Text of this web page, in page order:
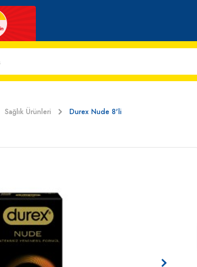
Sağlık Ürünleri Durex Nude 8'li